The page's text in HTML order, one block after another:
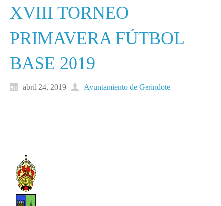
XVIII TORNEO
PRIMAVERA FÚTBOL
BASE 2019
abril 24, 2019 Ayuntamiento de Gerindote